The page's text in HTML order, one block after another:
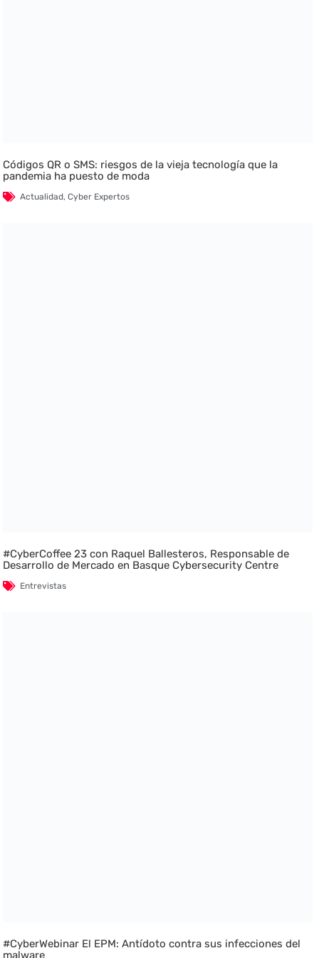
Códigos QR o SMS: riesgos de la vieja tecnología que la
pandemia ha puesto de moda
Actualidad,Cyber Expertos
#CyberCoffee 23 con Raquel Ballesteros, Responsable de
Desarrollo de Mercado en Basque Cybersecurity Centre
Entrevistas
#CyberWebinar El EPM: Antídoto contra sus infecciones del
malware